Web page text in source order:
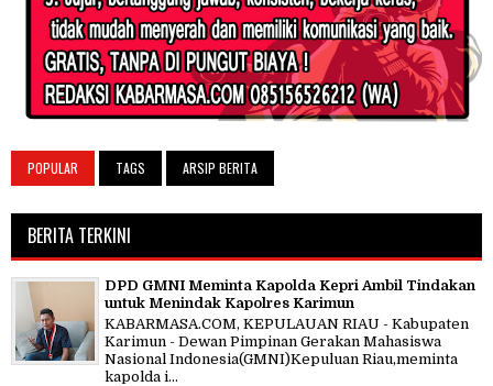
POPULAR TAGS ARSIP BERITA
BERITA TERKINI
DPD GMNI Meminta Kapolda Kepri Ambil Tindakan
untuk Menindak Kapolres Karimun
KABARMASA.COM, KEPULAUAN RIAU - Kabupaten
Karimun - Dewan Pimpinan Gerakan Mahasiswa
Nasional Indonesia(GMNI)Kepuluan Riau,meminta
kapolda i...